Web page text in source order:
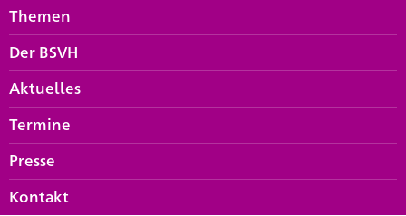
Themen
Der BSVH
Aktuelles
Termine
Presse
Kontakt